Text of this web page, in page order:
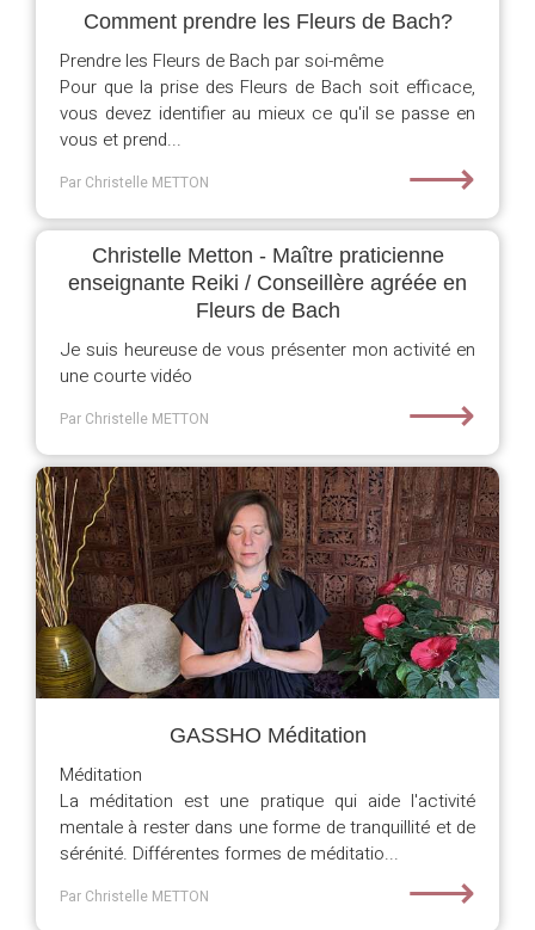
Comment prendre les Fleurs de Bach?
Prendre les Fleurs de Bach par soi-même
Pour que la prise des Fleurs de Bach soit efficace,
vous devez identifier au mieux ce qu'il se passe en
vous et prend...
Par Christelle METTON ⟶
Christelle Metton - Maître praticienne
enseignante Reiki / Conseillère agréée en
Fleurs de Bach
Je suis heureuse de vous présenter mon activité en
une courte vidéo
Par Christelle METTON ⟶
GASSHO Méditation
Méditation
La méditation est une pratique qui aide l'activité
mentale à rester dans une forme de tranquillité et de
sérénité. Différentes formes de méditatio...
Par Christelle METTON ⟶